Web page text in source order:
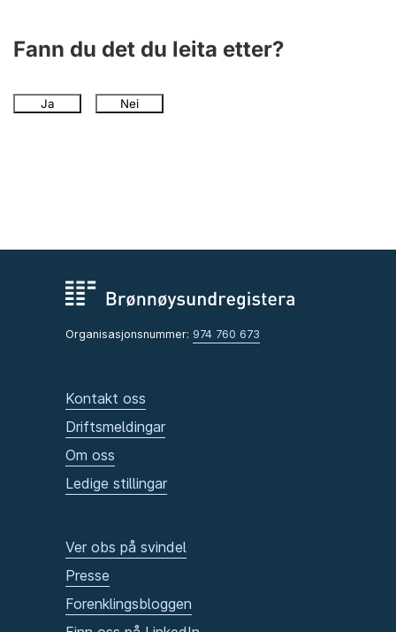
Fann du det du leita etter?
Ja Nei
Organisasjonsnummer: 974 760 673
Kontakt oss
Driftsmeldingar
Om oss
Ledige stillingar
Ver obs på svindel
Presse
Forenklingsbloggen